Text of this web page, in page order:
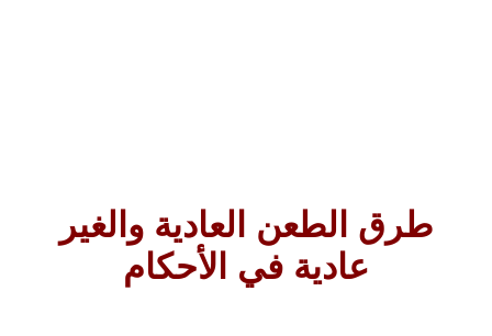
طرق الطعن العادية والغير
عادية في الأحكام